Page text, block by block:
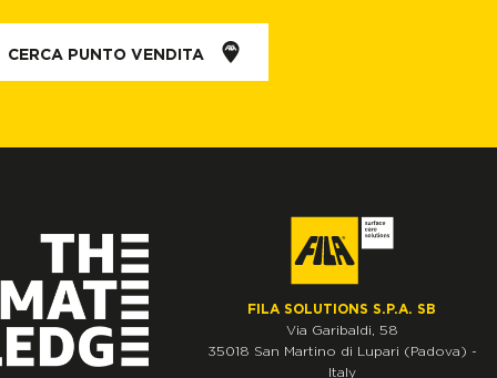
CERCA PUNTO VENDITA
FILA SOLUTIONS S.P.A. SB
Via Garibaldi, 58
35018 San Martino di Lupari (Padova) -
Italy